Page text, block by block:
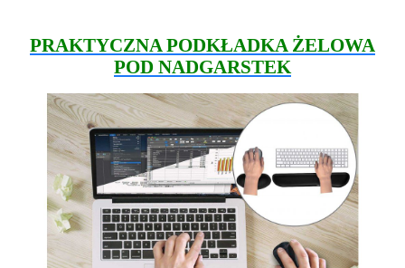
PRAKTYCZNA PODKŁADKA ŻELOWA
POD NADGARSTEK